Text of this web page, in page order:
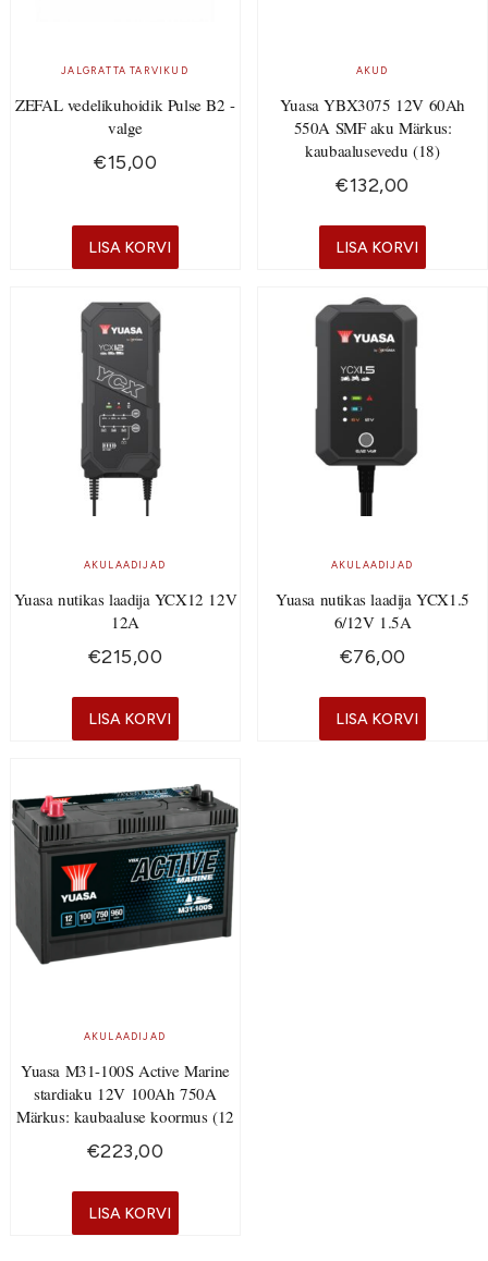
JALGRATTA TARVIKUD
ZEFAL vedelikuhoidik Pulse B2 -
valge
€15,00
LISA KORVI
AKUD
Yuasa YBX3075 12V 60Ah
550A SMF aku Märkus:
kaubaalusevedu (18)
€132,00
LISA KORVI
AKULAADIJAD
Yuasa nutikas laadija YCX12 12V
12A
€215,00
LISA KORVI
AKULAADIJAD
Yuasa nutikas laadija YCX1.5
6/12V 1.5A
€76,00
LISA KORVI
AKULAADIJAD
Yuasa M31-100S Active Marine
stardiaku 12V 100Ah 750A
Märkus: kaubaaluse koormus (12
€223,00
LISA KORVI